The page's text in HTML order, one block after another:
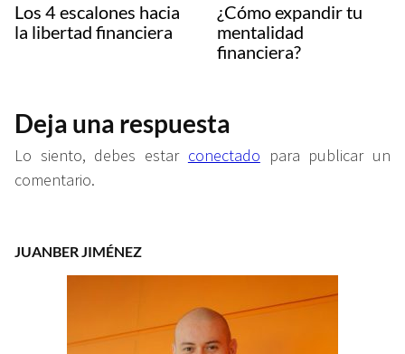
Los 4 escalones hacia
la libertad financiera
¿Cómo expandir tu
mentalidad
financiera?
Deja una respuesta
Lo siento, debes estar conectado para publicar un
comentario.
JUANBER JIMÉNEZ